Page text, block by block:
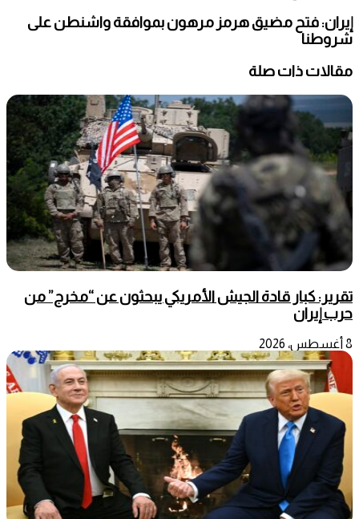
إيران: فتح مضيق هرمز مرهون بموافقة واشنطن على
شروطنا
مقالات ذات صلة
تقرير: كبار قادة الجيش الأمريكي يبحثون عن “مخرج” من
حرب إيران
8 أغسطس، 2026